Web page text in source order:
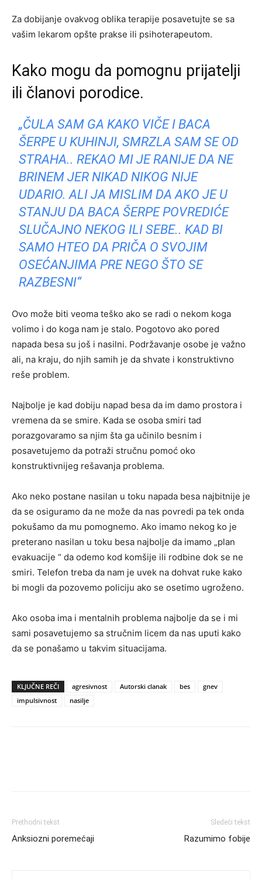
Za dobijanje ovakvog oblika terapije posavetujte se sa
vašim lekarom opšte prakse ili psihoterapeutom.
Kako mogu da pomognu prijatelji
ili članovi porodice.
„ČULA SAM GA KAKO VIČE I BACA
ŠERPE U KUHINJI, SMRZLA SAM SE OD
STRAHA.. REKAO MI JE RANIJE DA NE
BRINEM JER NIKAD NIKOG NIJE
UDARIO. ALI JA MISLIM DA AKO JE U
STANJU DA BACA ŠERPE POVREDIĆE
SLUČAJNO NEKOG ILI SEBE.. KAD BI
SAMO HTEO DA PRIČA O SVOJIM
OSEĆANJIMA PRE NEGO ŠTO SE
RAZBESNI“
Ovo može biti veoma teško ako se radi o nekom koga
volimo i do koga nam je stalo. Pogotovo ako pored
napada besa su još i nasilni. Podržavanje osobe je važno
ali, na kraju, do njih samih je da shvate i konstruktivno
reše problem.
Najbolje je kad dobiju napad besa da im damo prostora i
vremena da se smire. Kada se osoba smiri tad
porazgovaramo sa njim šta ga učinilo besnim i
posavetujemo da potraži stručnu pomoć oko
konstruktivnijeg rešavanja problema.
Ako neko postane nasilan u toku napada besa najbitnije je
da se osiguramo da ne može da nas povredi pa tek onda
pokušamo da mu pomognemo. Ako imamo nekog ko je
preterano nasilan u toku besa najbolje da imamo „plan
evakuacije “ da odemo kod komšije ili rodbine dok se ne
smiri. Telefon treba da nam je uvek na dohvat ruke kako
bi mogli da pozovemo policiju ako se osetimo ugroženo.
Ako osoba ima i mentalnih problema najbolje da se i mi
sami posavetujemo sa stručnim licem da nas uputi kako
da se ponašamo u takvim situacijama.
KLJUČNE REČI agresivnost Autorski clanak bes
gnev
impulsivnost
nasilje
Prethodni tekst
Anksiozni poremećaji
Sledeći tekst
Razumimo fobije